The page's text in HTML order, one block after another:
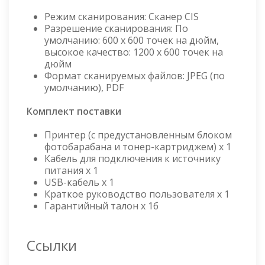
Режим сканирования: Сканер CIS
Разрешение сканирования: По
умолчанию: 600 x 600 точек на дюйм,
высокое качество: 1200 x 600 точек на
дюйм
Формат сканируемых файлов: JPEG (по
умолчанию), PDF
Комплект поставки
Принтер (с предустановленным блоком
фотобарабана и тонер-картриджем) х 1
Кабель для подключения к источнику
питания х 1
USB-кабель х 1
Краткое руководство пользователя x 1
Гарантийный талон x 1б
Ссылки